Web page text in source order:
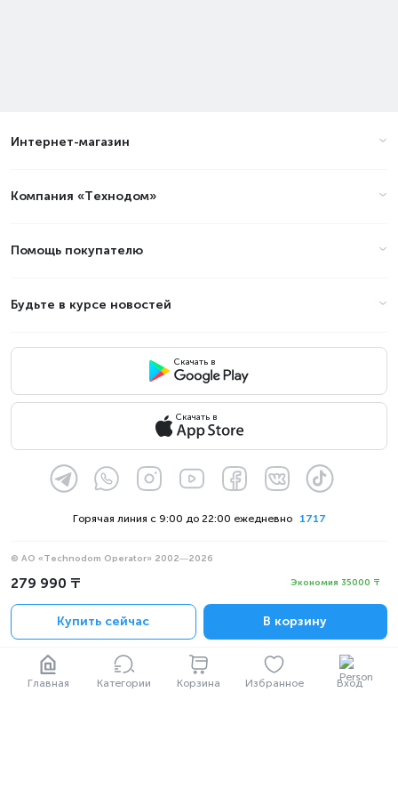
Главная Категории Корзина Избранное Вход
279 990 ₸ Экономия 35000 ₸
Купить сейчас В корзину
Интернет-магазин
Компания «Технодом»
Помощь покупателю
Будьте в курсе новостей
Скачать в
Скачать в
1717
Горячая линия с 9:00 до 22:00 ежедневно
© АО «Technodom Operator» 2002—2026
Мы принимаем:
Политика конфиденциальности